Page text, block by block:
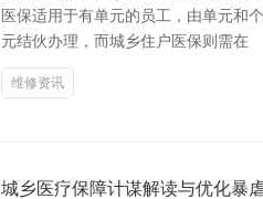
医保适用于有单元的员工，由单元和
元结伙办理，而城乡住户医保则需在
维修资讯
城乡医疗保障计谋解读与优化暴